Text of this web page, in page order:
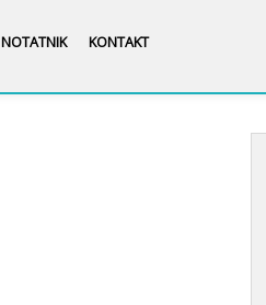
NOTATNIK KONTAKT